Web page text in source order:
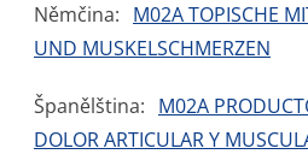
Němčina: M02A TOPISCHE
UND MUSKELSCHMERZEN
Španělština: M02A
DOLOR ARTICULAR Y